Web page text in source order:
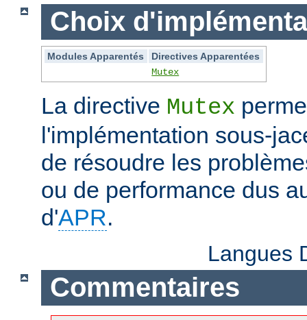
Choix
Modules Apparentés
Directives Apparentées
Mutex
La directive Mutex
l'implémentation sous-
de résoudre les
ou de performance dus
d'APR.
Langues
Commentaires